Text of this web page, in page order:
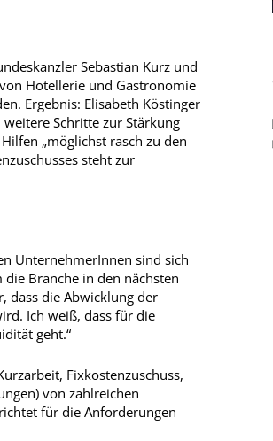
Sebastian Kurz und
Hotellerie und Gastronomie
Ergebnis: Elisabeth Köstinger
Schritte zur Stärkung
„möglichst rasch zu den
steht zur
UnternehmerInnen sind sich
Branche in den nächsten
dass die Abwicklung der
Ich weiß, dass für die
geht.“
Fixkostenzuschuss,
von zahlreichen
für die Anforderungen